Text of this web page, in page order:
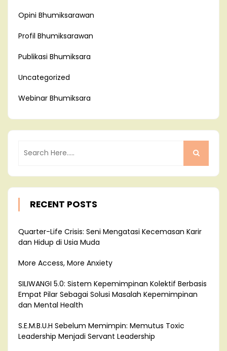
Opini Bhumiksarawan
Profil Bhumiksarawan
Publikasi Bhumiksara
Uncategorized
Webinar Bhumiksara
RECENT POSTS
Quarter-Life Crisis: Seni Mengatasi Kecemasan Karir
dan Hidup di Usia Muda
More Access, More Anxiety
SILIWANGI 5.0: Sistem Kepemimpinan Kolektif Berbasis
Empat Pilar Sebagai Solusi Masalah Kepemimpinan
dan Mental Health
S.E.M.B.U.H Sebelum Memimpin: Memutus Toxic
Leadership Menjadi Servant Leadership